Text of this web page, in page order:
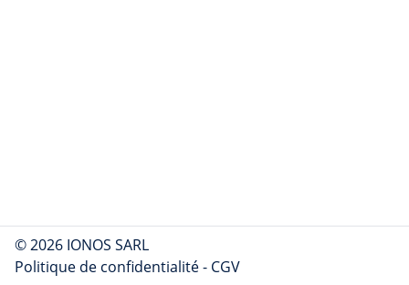
© 2026 IONOS SARL
Politique de confidentialité- CGV